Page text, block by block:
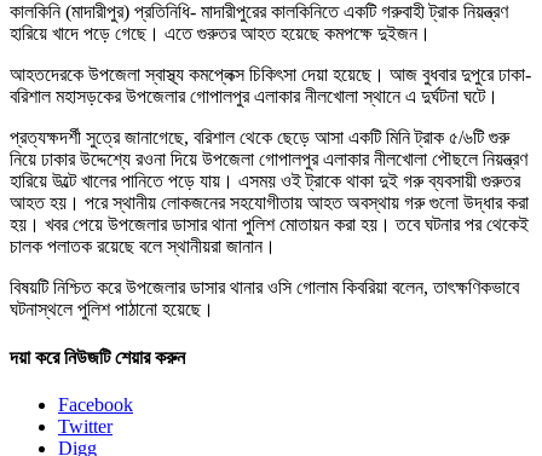
কালকিনি (মাদারীপুর) প্রতিনিধি- মাদারীপুরের কালকিনিতে একটি গরুবাহী ট্রাক নিয়ন্ত্রণ
হারিয়ে খাদে পড়ে গেছে। এতে গুরুতর আহত হয়েছে কমপক্ষে দুইজন।
আহতদেরকে উপজেলা স্বাস্থ্য কমপ্লেক্স চিকিৎসা দেয়া হয়েছে। আজ বুধবার দুপুরে ঢাকা-
বরিশাল মহাসড়কের উপজেলার গোপালপুর এলাকার নীলখোলা স্থানে এ দুর্ঘটনা ঘটে।
প্রত্যক্ষদর্শী সুত্রে জানাগেছে, বরিশাল থেকে ছেড়ে আসা একটি মিনি ট্রাক ৫/৬টি গুরু
নিয়ে ঢাকার উদ্দেশ্যে রওনা দিয়ে উপজেলা গোপালপুর এলাকার নীলখোলা পৌছলে নিয়ন্ত্রণ
হারিয়ে উল্টে খালের পানিতে পড়ে যায়। এসময় ওই ট্রাকে থাকা দুই গরু ব্যবসায়ী গুরুতর
আহত হয়। পরে স্থানীয় লোকজনের সহযোগীতায় আহত অবস্থায় গরু গুলো উদ্ধার করা
হয়। খবর পেয়ে উপজেলার ডাসার থানা পুলিশ মোতায়ন করা হয়। তবে ঘটনার পর থেকেই
চালক পলাতক রয়েছে বলে স্থানীয়রা জানান।
বিষয়টি নিশ্চিত করে উপজেলার ডাসার থানার ওসি গোলাম কিবরিয়া বলেন, তাৎক্ষণিকভাবে
ঘটনাস্থলে পুলিশ পাঠানো হয়েছে।
দয়া করে নিউজটি শেয়ার করুন
Facebook
Twitter
Digg